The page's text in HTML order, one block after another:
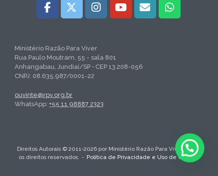
Ministério Razão Para Viver
Rua Paulo Moutram, 55 - sala 801
Anhangabau, Jundiaí/SP • CEP 13.208-056
CNPJ: 08.635.987/0001-22
ouvinte@rpv.org.br
WhatsApp: +55 11 98887 2323
Direitos Autorais © 2011-2026 por Ministério Razão Para Viver. Todos
os direitos reservados.
Política de Privacidade e Uso de Cookies